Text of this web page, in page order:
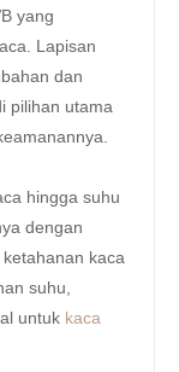
yang
Lapisan
dan
pilihan utama
hingga suhu
dengan
kaca
suhu,
untuk kaca